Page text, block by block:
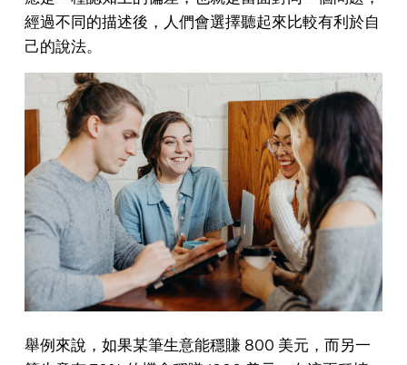
經過不同的描述後，人們會選擇聽起來比較有利於自
己的說法。
舉例來說，如果某筆生意能穩賺 800 美元，而另一